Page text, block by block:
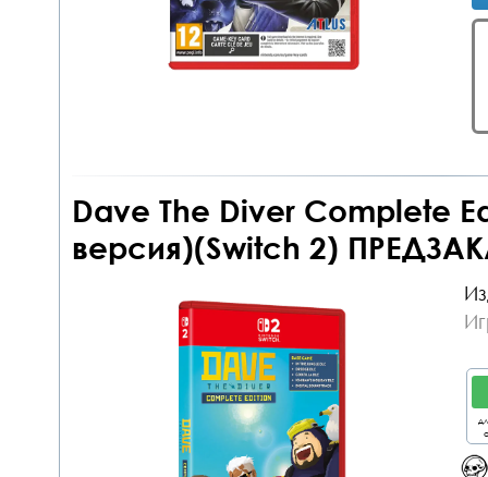
Dave The Diver Complete
версия)(Switch 2)